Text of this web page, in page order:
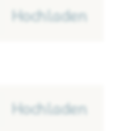
Hochladen
Hochladen